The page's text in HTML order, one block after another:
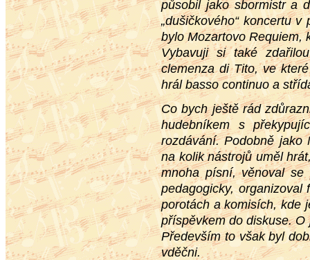
působil jako sbormistr a
„dušičkového“ koncertu
bylo Mozartovo Requiem,
Vybavuji si také
clemenza di Tito, ve
hrál basso continuo a
Co bych ještě rád
hudebníkem s
rozdávání. Podobně jako
na kolik nástrojů uměl
mnoha písní, věnoval se
pedagogicky,
porotách a komisích, kde
příspěvkem do diskuse.
Především to však byl
vděčni.